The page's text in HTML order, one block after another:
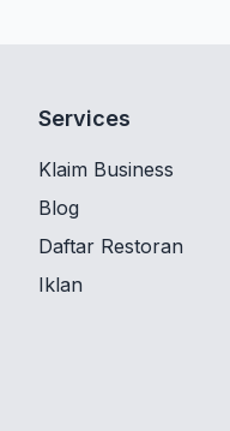
Services
Klaim Business
Blog
Daftar Restoran
Iklan